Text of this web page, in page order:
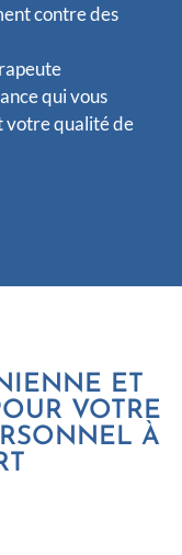
contre des
qui vous
votre qualité de
ET
VOTRE
À